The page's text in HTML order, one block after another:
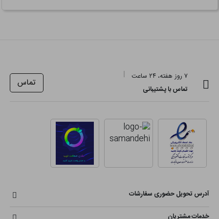
۷ روز هفته، ۲۴ ساعت
تماس با پشتیبانی
تماس
آدرس تحویل حضوری سفارشات
خدمات مشتریان